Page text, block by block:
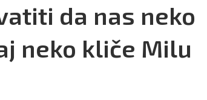
da nas neko
neko kliče Milu